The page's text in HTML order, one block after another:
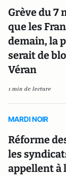
Grève du 7
que les
demain, la
serait de
Véran
1 min de lecture
MARDI NOIR
Réforme
les
appellent à